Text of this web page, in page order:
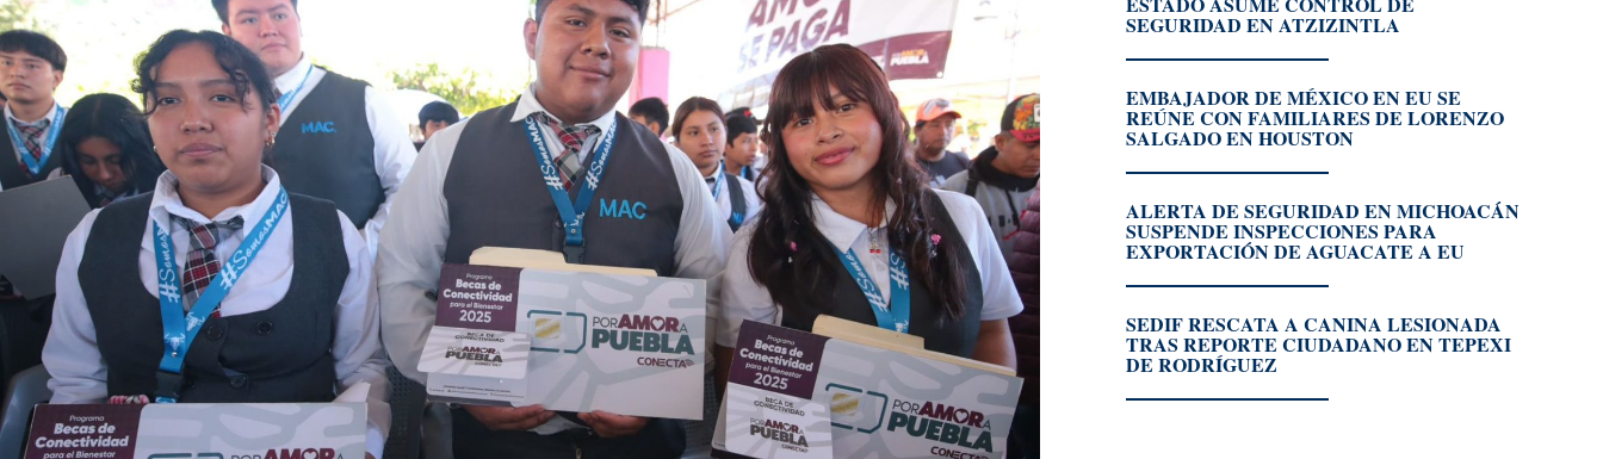
SEGURIDAD EN ATZIZINTLA
EMBAJADOR DE MÉXICO EN EU SE
REÚNE CON FAMILIARES DE LORENZO
SALGADO EN HOUSTON
ALERTA DE SEGURIDAD EN MICHOACÁN
SUSPENDE INSPECCIONES PARA
EXPORTACIÓN DE AGUACATE A EU
SEDIF RESCATA A CANINA LESIONADA
TRAS REPORTE CIUDADANO EN TEPEXI
DE RODRÍGUEZ